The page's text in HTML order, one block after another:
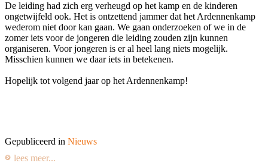
De leiding had zich erg verheugd op het kamp en de kinderen
ongetwijfeld ook. Het is ontzettend jammer dat het Ardennenkamp
wederom niet door kan gaan. We gaan onderzoeken of we in de
zomer iets voor de jongeren die leiding zouden zijn kunnen
organiseren. Voor jongeren is er al heel lang niets mogelijk.
Misschien kunnen we daar iets in betekenen.
Hopelijk tot volgend jaar op het Ardennenkamp!
Gepubliceerd in Nieuws
lees meer...